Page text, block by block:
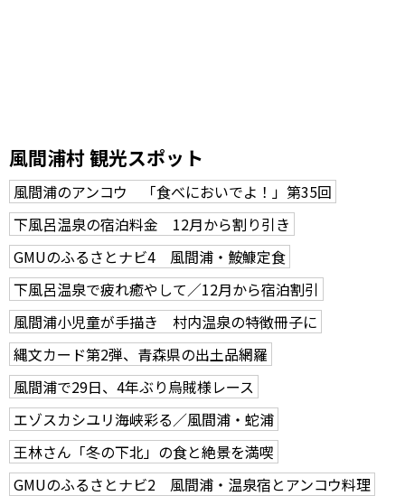
風間浦村 観光スポット
風間浦のアンコウ 「食べにおいでよ！」第35回
下風呂温泉の宿泊料金 12月から割り引き
GMUのふるさとナビ4 風間浦・鮟鱇定食
下風呂温泉で疲れ癒やして／12月から宿泊割引
風間浦小児童が手描き 村内温泉の特徴冊子に
縄文カード第2弾、青森県の出土品網羅
風間浦で29日、4年ぶり烏賊様レース
エゾスカシユリ海峡彩る／風間浦・蛇浦
王林さん「冬の下北」の食と絶景を満喫
GMUのふるさとナビ2 風間浦・温泉宿とアンコウ料理